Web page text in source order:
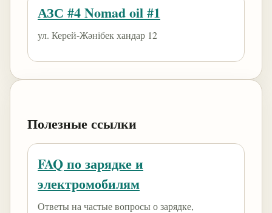
АЗС #4 Nomad oil #1
ул. Керей-Жәнібек хандар 12
Полезные ссылки
FAQ по зарядке и
электромобилям
Ответы на частые вопросы о зарядке,